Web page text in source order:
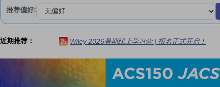
推荐偏好:
近期推荐： 热 Wiley 2026暑期线上学习营 | 报名正式开启！